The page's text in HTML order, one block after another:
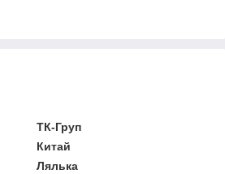
ТК-Груп
Китай
Лялька